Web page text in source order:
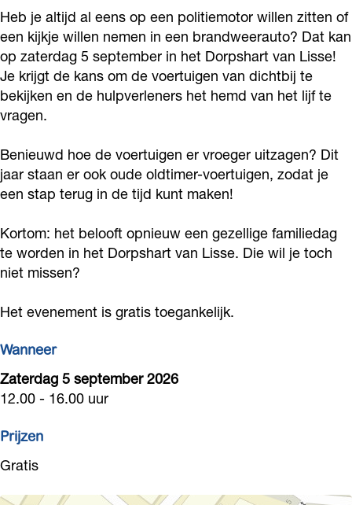
o
r
p
s
r
t
i
s
e
n
D
o
r
h
a
t
L
i
s
n
D
o
r
h
a
t
L
s
Heb je altijd al eens op een politiemotor willen zitten of
een kijkje willen nemen in een brandweerauto? Dat kan
op zaterdag 5 september in het Dorpshart van Lisse!
Je krijgt de kans om de voertuigen van dichtbij te
bekijken en de hulpverleners het hemd van het lijf te
vragen.
Benieuwd hoe de voertuigen er vroeger uitzagen? Dit
jaar staan er ook oude oldtimer-voertuigen, zodat je
een stap terug in de tijd kunt maken!
Kortom: het belooft opnieuw een gezellige familiedag
te worden in het Dorpshart van Lisse. Die wil je toch
niet missen?
Het evenement is gratis toegankelijk.
Wanneer
Zaterdag 5 september 2026
12.00 - 16.00 uur
Prijzen
Gratis